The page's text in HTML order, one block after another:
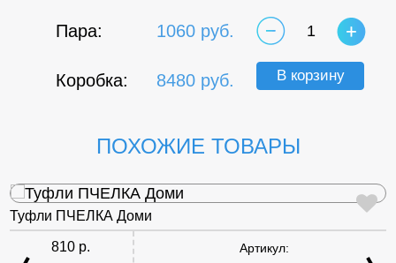
Пара: 1060 руб.
Коробка: 8480 руб.
1
В корзину
ПОХОЖИЕ ТОВАРЫ
Туфли ПЧЕЛКА Доми
810 р.
Артикул: